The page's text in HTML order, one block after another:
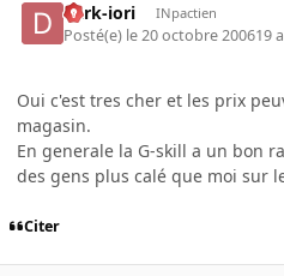
dark-iori INpactien
Posté(e) le 20 octobre 200619 a
Oui c'est tres cher et les prix
magasin.
En generale la G-skill a un bon
des gens plus calé que moi sur
Citer